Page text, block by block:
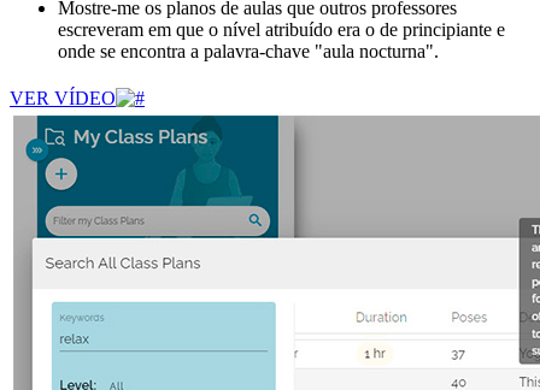
Mostre-me os planos de aulas que outros professores
escreveram em que o nível atribuído era o de principiante e
onde se encontra a palavra-chave "aula nocturna".
VER VÍDEO